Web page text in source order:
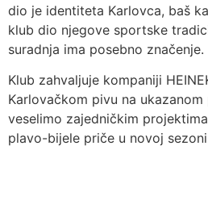
dio je identiteta Karlovca, baš
klub dio njegove sportske
suradnja ima posebno značenje.
Klub zahvaljuje kompaniji
Karlovačkom pivu na
veselimo zajedničkim
plavo-bijele priče u novoj